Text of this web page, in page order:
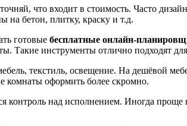
что входит в стоимость. Часто
на бетон, плитку, краску и т.д.
готовые бесплатные
Такие инструменты отлично подходят
текстиль, освещение. На дешёвой
комнаты оформить более скромно.
контроль над исполнением. Иногда